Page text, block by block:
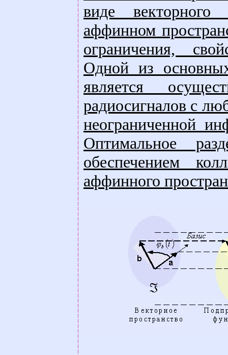
виде векторного
аффинном
ограничения,
Одной из
является
радиосигналов с
неограниченной
Оптимальное
обеспечением
аффинного